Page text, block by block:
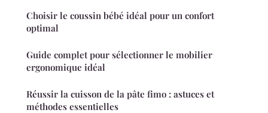
Choisir le coussin bébé idéal pour un confort
optimal
Guide complet pour sélectionner le mobilier
ergonomique idéal
Réussir la cuisson de la pâte fimo : astuces et
méthodes essentielles